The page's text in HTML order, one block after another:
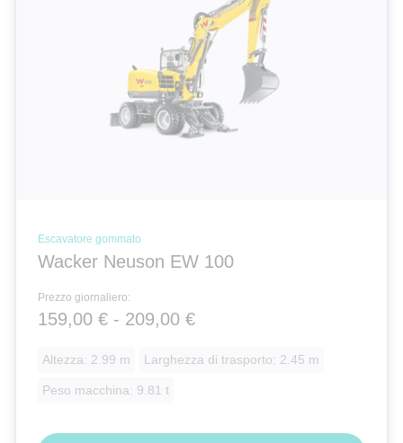
Escavatore gommato
Wacker Neuson EW 100
Prezzo giornaliero:
159,00 € - 209,00 €
Altezza: 2.99 m Larghezza di trasporto: 2.45 m
Peso macchina: 9.81 t